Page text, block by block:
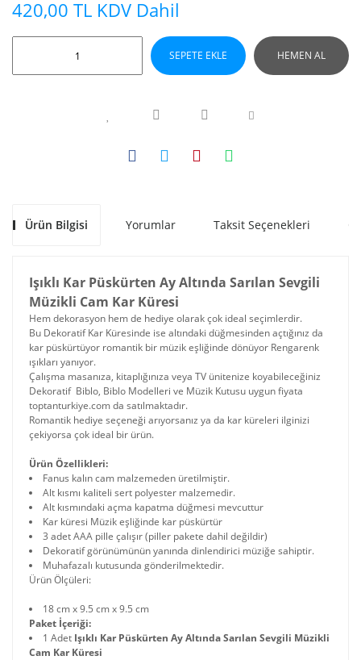
420,00 TL KDV Dahil
SEPETE EKLE HEMEN AL
Ürün Bilgisi Yorumlar Taksit Seçenekleri
Işıklı Kar Püskürten Ay Altında Sarılan Sevgili
Müzikli Cam Kar Küresi
Hem dekorasyon hem de hediye olarak çok ideal seçimlerdir.
Bu Dekoratif Kar Küresinde ise altındaki düğmesinden açtığınız da
kar püskürtüyor romantik bir müzik eşliğinde dönüyor Rengarenk
ışıkları yanıyor.
Çalışma masanıza, kitaplığınıza veya TV ünitenize koyabileceğiniz
Dekoratif Biblo, Biblo Modelleri ve Müzik Kutusu uygun fiyata
toptanturkiye.com da satılmaktadır.
Romantik hediye seçeneği arıyorsanız ya da kar küreleri ilginizi
çekiyorsa çok ideal bir ürün.
Ürün Özellikleri:
Fanus kalın cam malzemeden üretilmiştir.
Alt kısmı kaliteli sert polyester malzemedir.
Alt kısmındaki açma kapatma düğmesi mevcuttur
Kar küresi Müzik eşliğinde kar püskürtür
3 adet AAA pille çalışır (piller pakete dahil değildir)
Dekoratif görünümünün yanında dinlendirici müziğe sahiptir.
Muhafazalı kutusunda gönderilmektedir.
Ürün Ölçüleri:
18 cm x 9.5 cm x 9.5 cm
Paket İçeriği:
1 Adet Işıklı Kar Püskürten Ay Altında Sarılan Sevgili Müzikli
Cam Kar Küresi